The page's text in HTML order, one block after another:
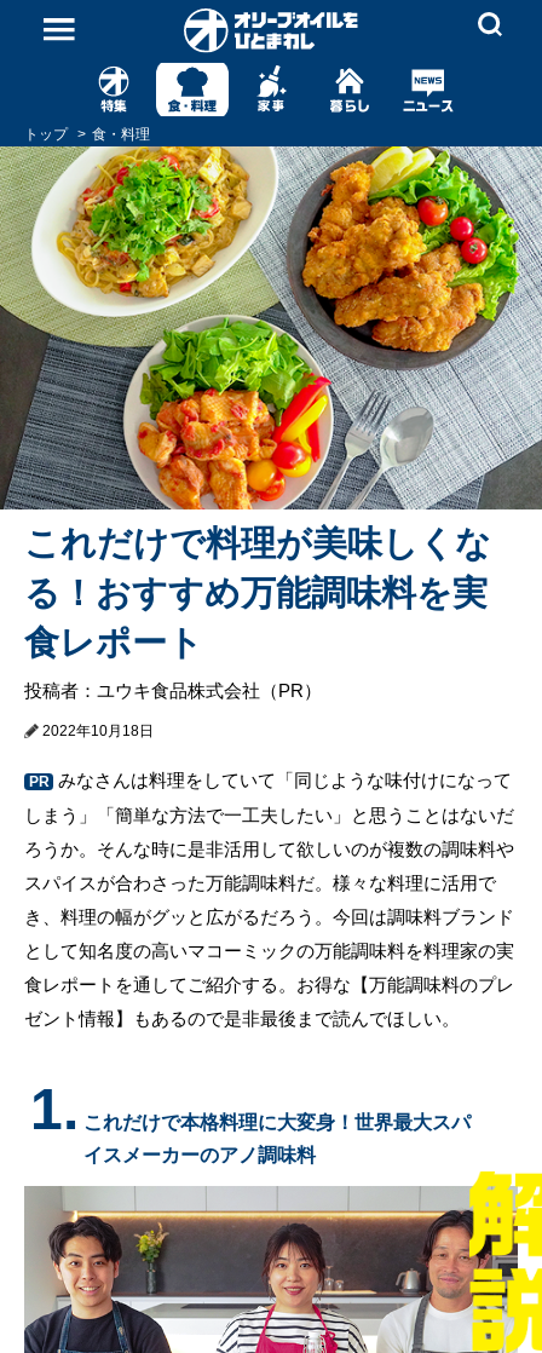
トップ 食・料理
これだけで料理が美味しくな
る！おすすめ万能調味料を実
食レポート
投稿者：ユウキ食品株式会社（PR）
2022年10月18日
PR みなさんは料理をしていて「同じような味付けになって
しまう」「簡単な方法で一工夫したい」と思うことはないだ
ろうか。そんな時に是非活用して欲しいのが複数の調味料や
スパイスが合わさった万能調味料だ。様々な料理に活用で
き、料理の幅がグッと広がるだろう。今回は調味料ブランド
として知名度の高いマコーミックの万能調味料を料理家の実
食レポートを通してご紹介する。お得な【万能調味料のプレ
ゼント情報】もあるので是非最後まで読んでほしい。
1. これだけで本格料理に大変身！世界最大スパ
イスメーカーのアノ調味料